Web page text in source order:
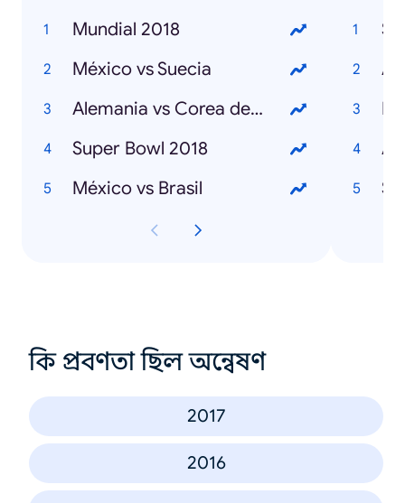
Mundial 2018
México vs Suecia
Alemania vs Corea del Sur
Super Bowl 2018
México vs Brasil
কি প্রবণতা ছিল অন্বেষণ
2017
2016